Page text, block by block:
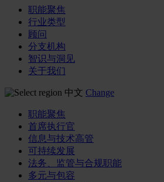
职能聚焦
行业类型
顾问
分支机构
智识与洞见
关于我们
中文 Change
职能聚焦
首席执行官
信息与技术高管
可持续发展
法务、监管与合规职能
多元与包容